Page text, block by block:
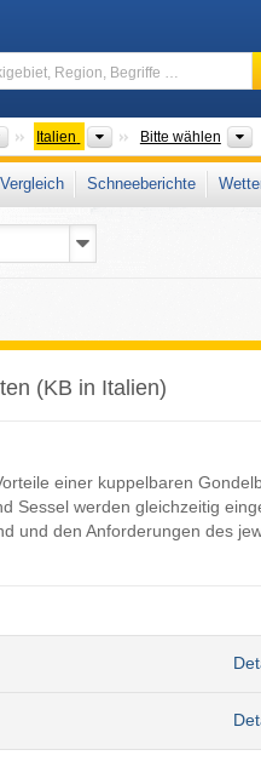
Kontinente
Italien LänderBitte wählen
Vergleich Schneeberichte
(KB in Italien)
einer kuppelbaren
Sessel werden gleichzeitig
und den Anforderungen des